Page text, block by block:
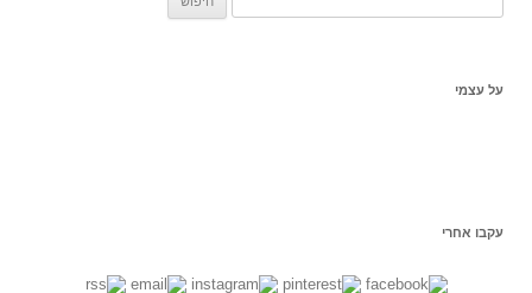
:על עצמי
עקבו אחרי